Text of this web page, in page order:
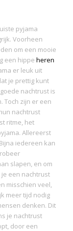
pyjama
Voorheen
om een mooie
een hippe heren
er leuk uit
je prettig kunt
nachtrust is
Toch zijn er een
nachtrust
ritme, het
Allereerst
iedereen kan
slapen, en om
een nachtrust
misschien veel,
meer tijd nodig
denken. Dit
je nachtrust
door een